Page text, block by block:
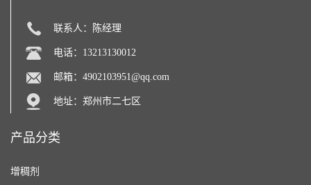
联系人：陈经理
电话：13213130012
邮箱： 4902103951@qq.com
地址：郑州市二七区
产品分类
增稠剂